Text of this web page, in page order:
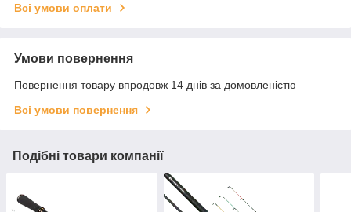
Всі умови оплати
Умови повернення
Повернення товару впродовж 14 днів за домовленістю
Всі умови повернення
Подібні товари компанії